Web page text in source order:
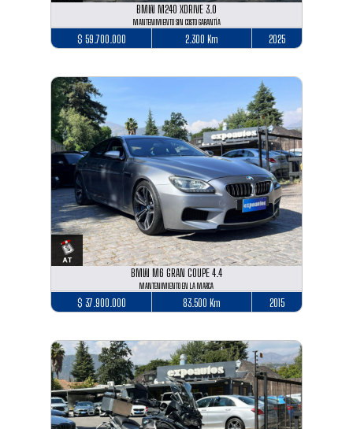
BMW M240 XDRIVE 3.0
MANTENIMIENTO SIN COSTO GARANTÍA
$ 59.700.000 2.300 Km 2025
BMW M6 GRAN COUPE 4.4
MANTENIMIENTO EN LA MARCA
$ 37.900.000 83.500 Km 2015